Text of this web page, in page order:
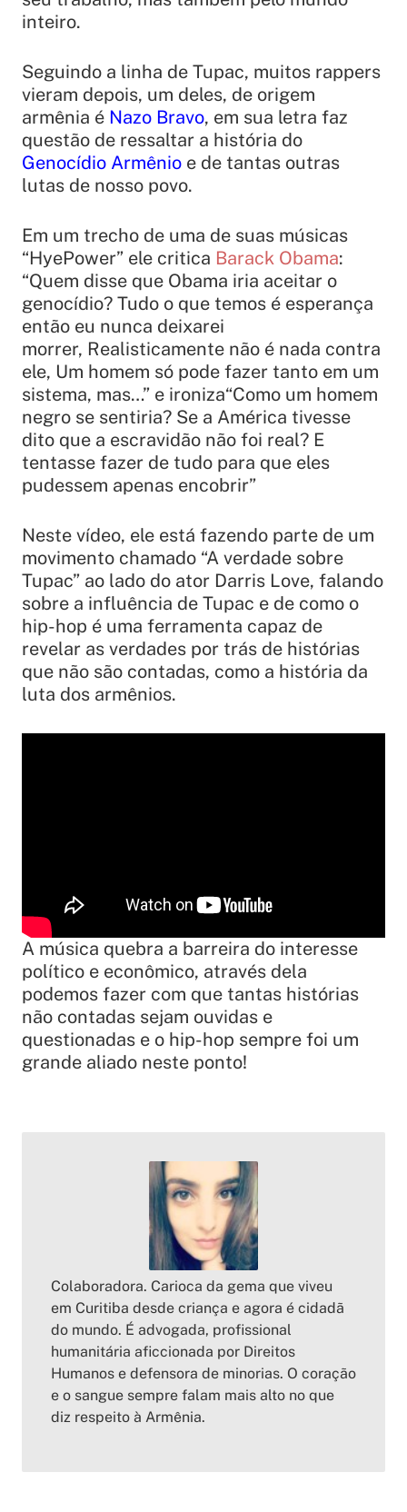
inteiro.
Seguindo a linha de Tupac, muitos rappers
vieram depois, um deles, de origem
armênia é Nazo Bravo, em sua letra faz
questão de ressaltar a história do
Genocídio Armênio e de tantas outras
lutas de nosso povo.
Em um trecho de uma de suas músicas
“HyePower” ele critica Barack Obama:
“Quem disse que Obama iria aceitar o
genocídio? Tudo o que temos é esperança
então eu nunca deixarei
morrer, Realisticamente não é nada contra
ele, Um homem só pode fazer tanto em um
sistema, mas…” e ironiza“Como um homem
negro se sentiria? Se a América tivesse
dito que a escravidão não foi real? E
tentasse fazer de tudo para que eles
pudessem apenas encobrir”
Neste vídeo, ele está fazendo parte de um
movimento chamado “A verdade sobre
Tupac” ao lado do ator Darris Love, falando
sobre a influência de Tupac e de como o
hip-hop é uma ferramenta capaz de
revelar as verdades por trás de histórias
que não são contadas, como a história da
luta dos armênios.
A música quebra a barreira do interesse
político e econômico, através dela
podemos fazer com que tantas histórias
não contadas sejam ouvidas e
questionadas e o hip-hop sempre foi um
grande aliado neste ponto!
Colaboradora. Carioca da gema que viveu
em Curitiba desde criança e agora é cidadã
do mundo. É advogada, profissional
humanitária aficcionada por Direitos
Humanos e defensora de minorias. O coração
e o sangue sempre falam mais alto no que
diz respeito à Armênia.